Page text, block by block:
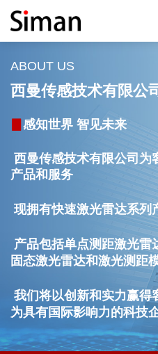
ABOUT US
西曼传感技术有限公
感知世界 智见未来
西曼传感技术有限公司为
产品和服务
现拥有快速激光雷达系列
产品包括单点测距激光雷
固态激光雷达和激光测距
我们将以创新和实力赢得
为具有国际影响力的科技